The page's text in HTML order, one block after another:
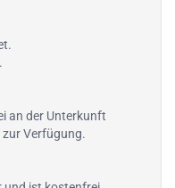
an der Unterkunft
Verfügung.